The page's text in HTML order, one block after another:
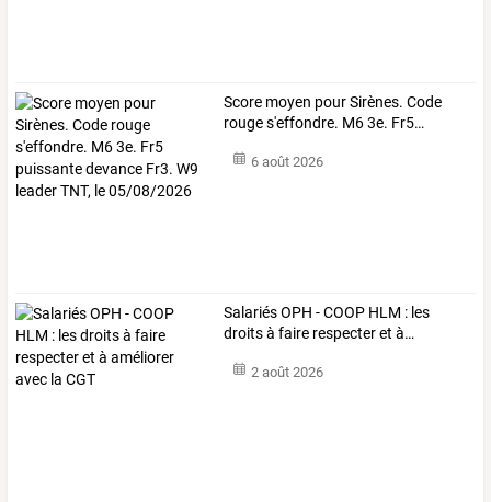
Score moyen pourSirènes. Code
rouges'effondre. M63e. Fr5…
6 août 2026
SalariésOPH -COOP HLM : les
droitsà faire respecteret à…
2 août 2026